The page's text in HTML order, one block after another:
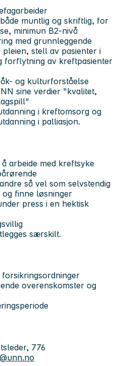
muntlig og skriftlig, for
minimun B2-nivå
med grunnleggende
pleien, stell av pasienter i
forflytning av kreftpasienter
og kulturforståelse
sine verdier "kvalitet,
i kreftomsorg og
i palliasjon.
arbeide med kreftsyke
så vel som selvstendig
finne løsninger
press i en hektisk
særskilt.
overenskomster og
776